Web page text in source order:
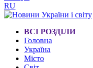
RU
ВСІ РОЗДІЛИ
Головна
Україна
Місто